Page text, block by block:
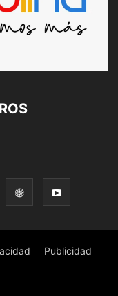
Publicidad